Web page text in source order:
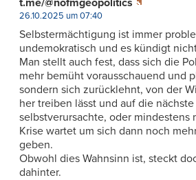
26.10.2025 um 07:40
Selbstermächtigung ist immer
undemokratisch und es kündigt
Man stellt auch fest, dass sich die
mehr bemüht vorausschauend und
sondern sich zurücklehnt, von der
her treiben lässt und auf die
selbstverursachte, oder mindestens
Krise wartet um sich dann noch
geben.
Obwohl dies Wahnsinn ist, steckt
dahinter.